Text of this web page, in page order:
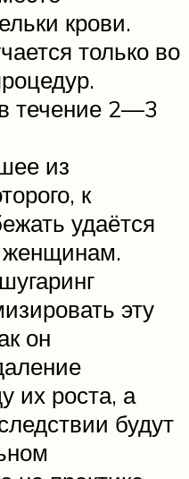
крови.
только во
течение 2—3
из
к
удаётся
женщинам.
эту
он
их роста, а
будут